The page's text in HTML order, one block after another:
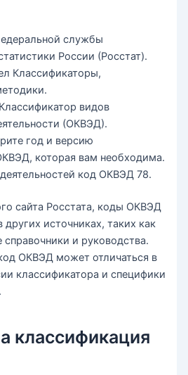
службы
России (Росстат).
Классификаторы,
видов
(ОКВЭД).
год и версию
которая вам необходима.
код ОКВЭД 78.
сайта Росстата, коды ОКВЭД
источниках, таких как
и руководства.
ОКВЭД может отличаться в
классификатора и специфики
классификация